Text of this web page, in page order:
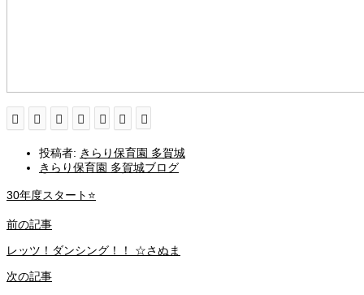
投稿者: きらり保育園 多賀城
きらり保育園 多賀城ブログ
30年度スタート⭐️
前の記事
レッツ！ダンシング！！ ☆さぬま
次の記事